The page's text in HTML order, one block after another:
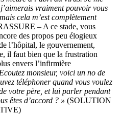
vraiment pouvoir vous
cela m’est complètement
– A ce stade, vous
des propos peu élogieux
l’hôpital, le gouvernement,
il faut bien que la frustration
envers l’infirmière
monsieur, voici un no de
téléphoner quand vous voulez
votre père, et lui parler pendant
êtes d’accord ? » (SOLUTION